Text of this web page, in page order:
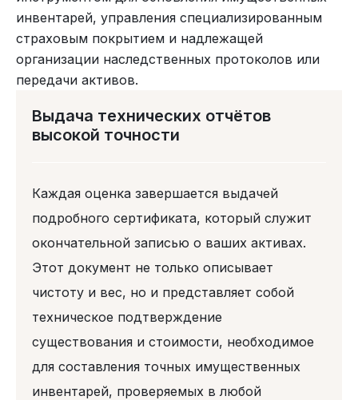
инвентарей, управления специализированным
страховым покрытием и надлежащей
организации наследственных протоколов или
передачи активов.
Выдача технических отчётов
высокой точности
Каждая оценка завершается выдачей
подробного сертификата, который служит
окончательной записью о ваших активах.
Этот документ не только описывает
чистоту и вес, но и представляет собой
техническое подтверждение
существования и стоимости, необходимое
для составления точных имущественных
инвентарей, проверяемых в любой